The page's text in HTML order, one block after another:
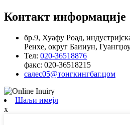
Контакт информације
бр.9, Хуафу Роад,
Ренхе, округ Баииун,
Тел: 020-36518876
факс: 020-36518215
салес05@тонгкингбаг.цом
Шаљи имејл
x